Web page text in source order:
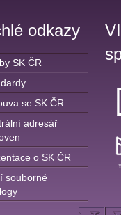
odkazy
SK ČR
se SK ČR
adresář
o SK ČR
souborné